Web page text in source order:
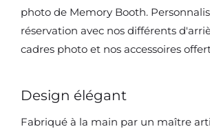
photo de Memory Booth.
réservation avec nos différents
cadres photo et nos accessoires
Design élégant
Fabriqué à la main par un maître